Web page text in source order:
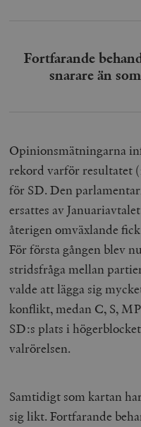
Fortfarande
snarare än
Opinionsmätningarna
rekord varför resultatet
för SD. Den
ersattes av
återigen omväxlande
För första gången blev
stridsfråga mellan
valde att lägga sig
konflikt, medan C, S,
SD:s plats i
valrörelsen.
Samtidigt som kartan
sig likt. Fortfarande